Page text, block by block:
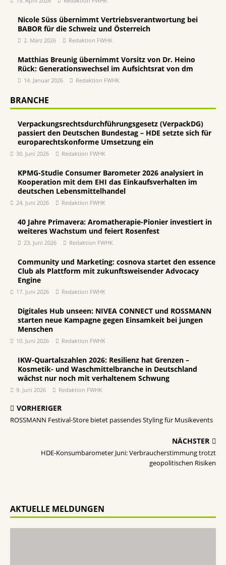
Nicole Süss übernimmt Vertriebsverantwortung bei
BABOR für die Schweiz und Österreich
2. März 2026 Redaktion FWHK
Matthias Breunig übernimmt Vorsitz von Dr. Heino
Rück: Generationswechsel im Aufsichtsrat von dm
14. Januar 2026 Redaktion FWHK
BRANCHE
Verpackungsrechtsdurchführungsgesetz (VerpackDG)
passiert den Deutschen Bundestag – HDE setzte sich für
europarechtskonforme Umsetzung ein
30. Juni 2026 Redaktion FWHK
KPMG-Studie Consumer Barometer 2026 analysiert in
Kooperation mit dem EHI das Einkaufsverhalten im
deutschen Lebensmittelhandel
24. Juni 2026 Redaktion FWHK
40 Jahre Primavera: Aromatherapie-Pionier investiert in
weiteres Wachstum und feiert Rosenfest
23. Juni 2026 Redaktion FWHK
Community und Marketing: cosnova startet den essence
Club als Plattform mit zukunftsweisender Advocacy
Engine
17. Juni 2026 Redaktion FWHK
Digitales Hub unseen: NIVEA CONNECT und ROSSMANN
starten neue Kampagne gegen Einsamkeit bei jungen
Menschen
10. Juni 2026 Redaktion FWHK
IKW-Quartalszahlen 2026: Resilienz hat Grenzen –
Kosmetik- und Waschmittelbranche in Deutschland
wächst nur noch mit verhaltenem Schwung
9. Juni 2026 Redaktion FWHK
VORHERIGER
ROSSMANN Festival-Store bietet passendes Styling für Musikevents
NÄCHSTER
HDE-Konsumbarometer Juni: Verbraucherstimmung trotzt
geopolitischen Risiken
AKTUELLE MELDUNGEN